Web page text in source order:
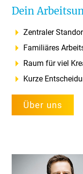
Dein
Zentraler
Familiäres
Raum für viel
Kurze
Über uns